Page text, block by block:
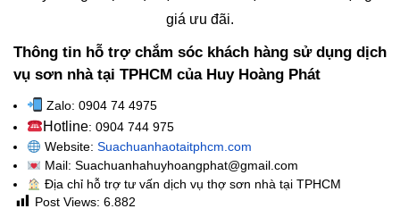
giá ưu đãi.
Thông tin hỗ trợ chắm sóc khách hàng sử dụng dịch
vụ sơn nhà tại TPHCM của Huy Hoàng Phát
Zalo: 0904 74 4975
Hotline: 0904 744 975
Website: Suachuanhaotaitphcm.com
Mail: Suachuanhahuyhoangphat@gmail.com
Địa chỉ hỗ trợ tư vấn dịch vụ thợ sơn nhà tại TPHCM
Post Views: 6.882